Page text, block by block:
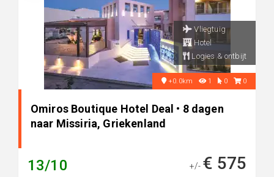
Vliegtuig
Hotel
Logies & ontbijt
+0.0km 1 0 0
Omiros Boutique Hotel Deal • 8 dagen
naar Missiria, Griekenland
13/10 +/- € 575